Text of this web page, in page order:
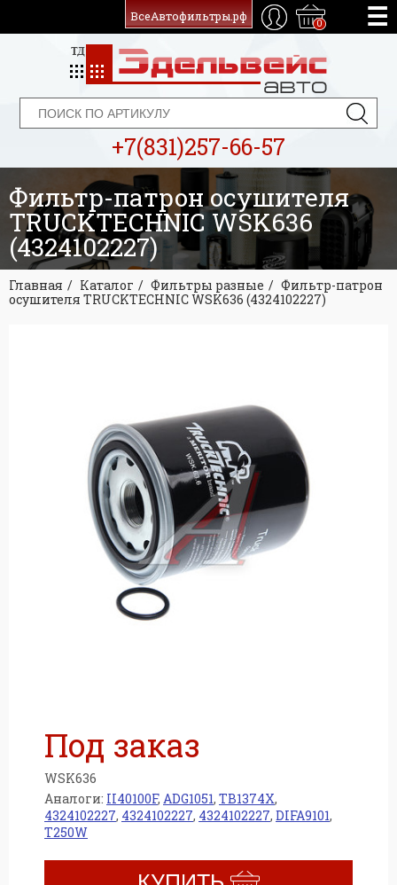
ВсеАвтофильтры.рф
0
+7(831)257-66-57
Фильтр-патрон осушителя
TRUCKTECHNIC WSK636
(4324102227)
Главная Каталог Фильтры разные
Фильтр-патрон
осушителя TRUCKTECHNIC WSK636 (4324102227)
Под заказ
WSK636
Аналоги: II40100F, ADG1051, TB1374X,
4324102227, 4324102227, 4324102227, DIFA9101,
T250W